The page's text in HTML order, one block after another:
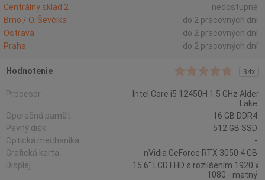
Centrálny sklad 2
nedostupné
Brno / O. Ševčíka
do 2 pracovných dní
Ostrava
do 2 pracovných dní
Praha
do 2 pracovných dní
Hodnotenie 34x
Procesor
Intel Core i5 12450H 1.5 GHz Alder
Lake
Operačná pamäť
16 GB DDR4
Pevný disk
512 GB SSD
Optická mechanika
-
Grafická karta
nVidia GeForce RTX 3050 4 GB
Displej
15.6" LCD FHD s rozlíšením 1920 x
1080 - matný